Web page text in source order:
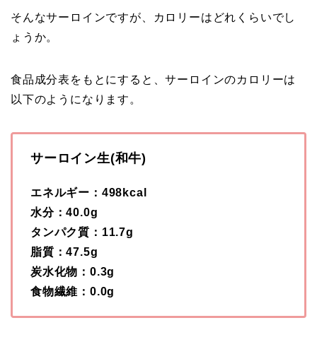
そんなサーロインですが、カロリーはどれくらいでし
ょうか。
食品成分表をもとにすると、サーロインのカロリーは
以下のようになります。
サーロイン生(和牛)
エネルギー：498kcal
水分：40.0g
タンパク質：11.7g
脂質：47.5g
炭水化物：0.3g
食物繊維：0.0g